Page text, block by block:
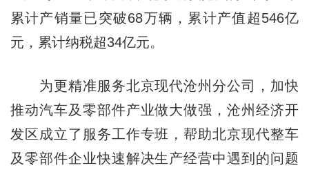
累计产销量已突破68万辆，累计产值超546亿
元，累计纳税超34亿元。
为更精准服务北京现代沧州分公司，加快
推动汽车及零部件产业做大做强，沧州经济开
发区成立了服务工作专班，帮助北京现代整车
及零部件企业快速解决生产经营中遇到的问题